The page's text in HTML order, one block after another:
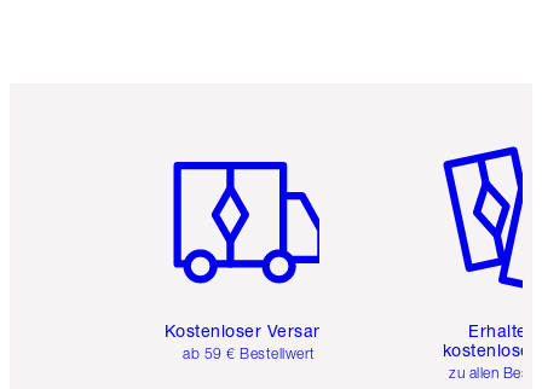
Kostenloser Versand
ab 59 € Bestellwert
Erhalte
kostenlose
zu allen